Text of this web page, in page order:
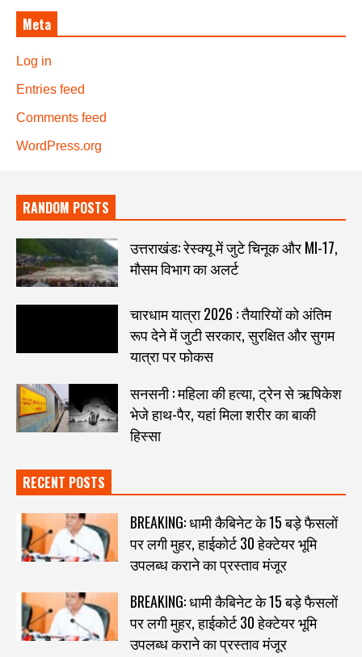
Meta
Log in
Entries feed
Comments feed
WordPress.org
RANDOM POSTS
उत्तराखंड: रेस्क्यू में जुटे चिनूक और MI-17,
मौसम विभाग का अलर्ट
चारधाम यात्रा 2026 : तैयारियों को अंतिम
रूप देने में जुटी सरकार, सुरक्षित और सुगम
यात्रा पर फोकस
सनसनी : महिला की हत्या, ट्रेन से ऋषिकेश
भेजे हाथ-पैर, यहां मिला शरीर का बाकी
हिस्सा
RECENT POSTS
BREAKING: धामी कैबिनेट के 15 बड़े फैसलों
पर लगी मुहर, हाईकोर्ट 30 हेक्टेयर भूमि
उपलब्ध कराने का प्रस्ताव मंजूर
BREAKING: धामी कैबिनेट के 15 बड़े फैसलों
पर लगी मुहर, हाईकोर्ट 30 हेक्टेयर भूमि
उपलब्ध कराने का प्रस्ताव मंजूर